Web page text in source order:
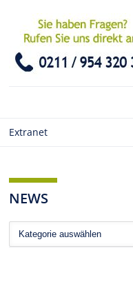
Extranet
NEWS
News